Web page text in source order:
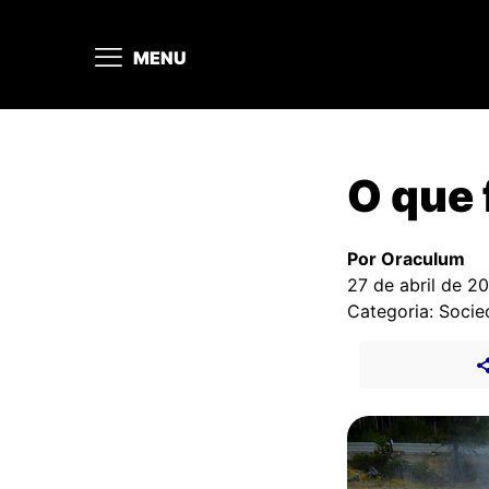
MENU
O
Por Oraculum
27 de abril de
Categoria: